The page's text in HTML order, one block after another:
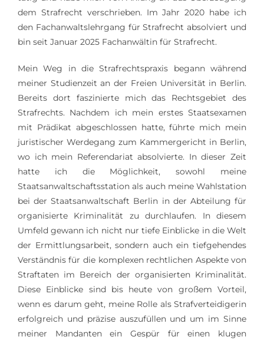
Blog
dem Strafrecht verschrieben. Im Jahr 2020 habe ich
den Fachanwaltslehrgang für Strafrecht absolviert und
bin seit Januar 2025 Fachanwältin für Strafrecht.
Mein Weg in die Strafrechtspraxis begann während
meiner Studienzeit an der Freien Universität in Berlin.
Bereits dort faszinierte mich das Rechtsgebiet des
Strafrechts. Nachdem ich mein erstes Staatsexamen
mit Prädikat abgeschlossen hatte, führte mich mein
juristischer Werdegang zum Kammergericht in Berlin,
wo ich mein Referendariat absolvierte. In dieser Zeit
hatte ich die Möglichkeit, sowohl meine
Staatsanwaltschaftsstation als auch meine Wahlstation
bei der Staatsanwaltschaft Berlin in der Abteilung für
organisierte Kriminalität zu durchlaufen. In diesem
Umfeld gewann ich nicht nur tiefe Einblicke in die Welt
der Ermittlungsarbeit, sondern auch ein tiefgehendes
Verständnis für die komplexen rechtlichen Aspekte von
Straftaten im Bereich der organisierten Kriminalität.
Diese Einblicke sind bis heute von großem Vorteil,
wenn es darum geht, meine Rolle als Strafverteidigerin
erfolgreich und präzise auszufüllen und um im Sinne
meiner Mandanten ein Gespür für einen klugen